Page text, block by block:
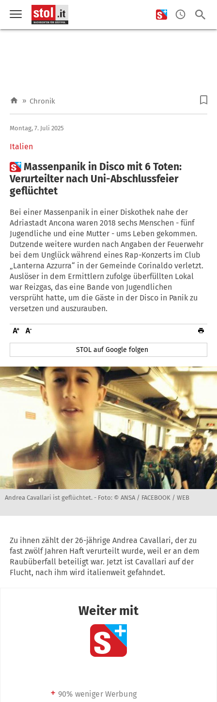
» Chronik
Italien
Montag, 7. Juli 2025
Massenpanik in Disco mit 6 Toten:
Verurteilter nach Uni-Abschlussfeier
geflüchtet
Bei einer Massenpanik in einer Diskothek nahe der
Adriastadt Ancona waren 2018 sechs Menschen - fünf
Jugendliche und eine Mutter - ums Leben gekommen.
Dutzende weitere wurden nach Angaben der Feuerwehr
bei dem Unglück während eines Rap-Konzerts im Club
„Lanterna Azzurra“ in der Gemeinde Corinaldo verletzt.
Auslöser in dem Ermittlern zufolge überfüllten Lokal
war Reizgas, das eine Bande von Jugendlichen
versprüht hatte, um die Gäste in der Disco in Panik zu
versetzen und auszurauben.
STOL auf Google folgen
Andrea Cavallari ist geflüchtet. - Foto: © ANSA / FACEBOOK / WEB
Zu ihnen zählt der 26-jährige Andrea Cavallari, der zu
fast zwölf Jahren Haft verurteilt wurde, weil er an dem
Raubüberfall beteiligt war. Jetzt ist Cavallari auf der
Flucht, nach ihm wird italienweit gefahndet.